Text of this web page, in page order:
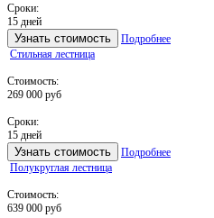
Сроки:
15 дней
Узнать стоимость
Подробнее
Стильная лестница
Стоимость:
269 000 руб
Сроки:
15 дней
Узнать стоимость
Подробнее
Полукруглая лестница
Стоимость:
639 000 руб